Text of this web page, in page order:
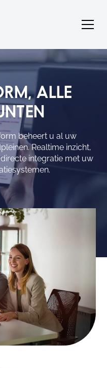
ALLE
beheert u al uw
Realtime inzicht,
integratie met uw